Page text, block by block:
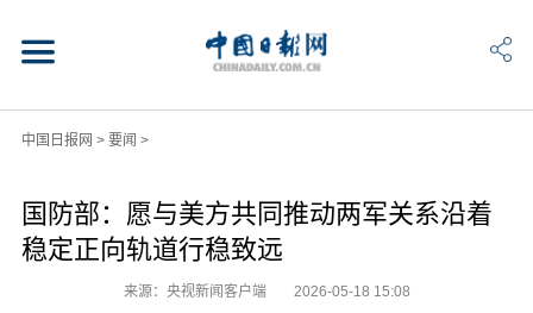
中国日报网 > 要闻 >
国防部：愿与美方共同推动两军关系沿着
稳定正向轨道行稳致远
来源：央视新闻客户端 2026-05-18 15:08